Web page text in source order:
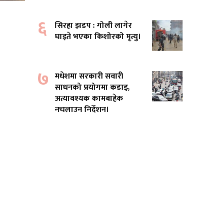
६ सिरहा झडप : गोली लागेर
घाइते भएका किशोरको मृत्यु।
७ मधेशमा सरकारी सवारी
साधनको प्रयोगमा कडाइ,
अत्यावश्यक कामबाहेक
नचलाउन निर्देशन।